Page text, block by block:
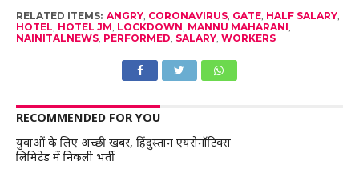
RELATED ITEMS: ANGRY, CORONAVIRUS, GATE, HALF SALARY,
HOTEL, HOTEL JM, LOCKDOWN, MANNU MAHARANI,
NAINITALNEWS, PERFORMED, SALARY, WORKERS
RECOMMENDED FOR YOU
युवाओं के लिए अच्छी खबर, हिंदुस्तान एयरोनॉटिक्स
लिमिटेड में निकली भर्ती